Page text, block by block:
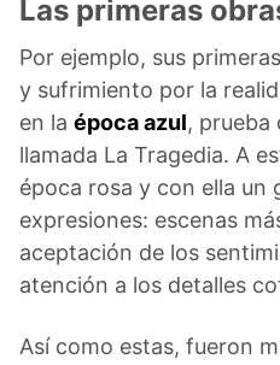
Las primeras
Por ejemplo, sus
y sufrimiento por la
en la época azul, prueba
llamada La Tragedia. A
época rosa y con ella un
expresiones: escenas
aceptación de los
atención a los detalles
Así como estas, fueron